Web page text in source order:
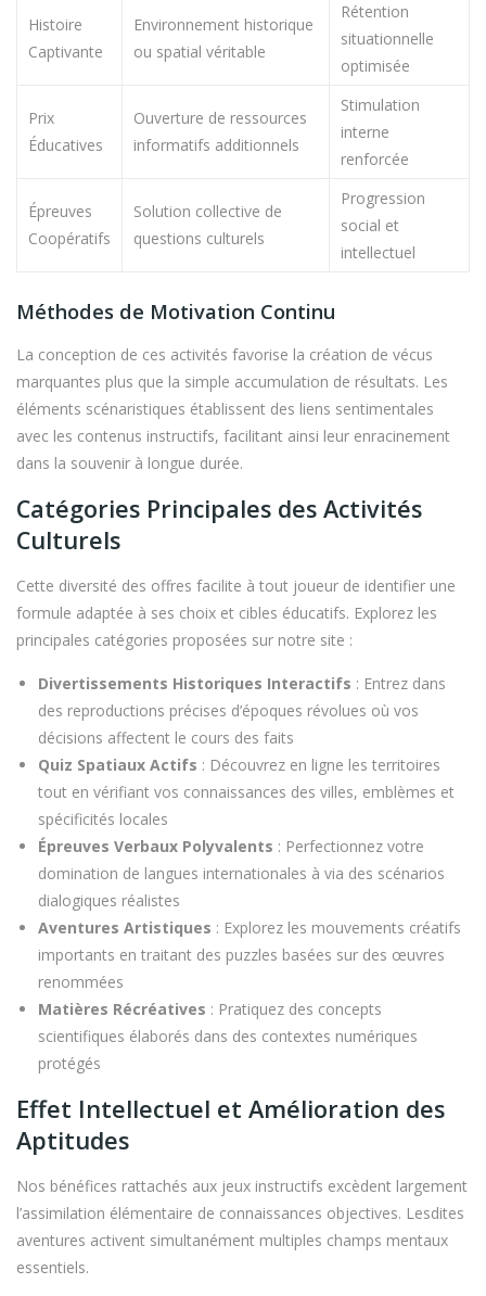
Histoire
Captivante
Environnement historique
ou spatial véritable
Rétention
situationnelle
optimisée
Prix
Éducatives
Ouverture de ressources
informatifs additionnels
Stimulation
interne
renforcée
Épreuves
Coopératifs
Solution collective de
questions culturels
Progression
social et
intellectuel
Méthodes de Motivation Continu
La conception de ces activités favorise la création de vécus
marquantes plus que la simple accumulation de résultats. Les
éléments scénaristiques établissent des liens sentimentales
avec les contenus instructifs, facilitant ainsi leur enracinement
dans la souvenir à longue durée.
Catégories Principales des Activités
Culturels
Cette diversité des offres facilite à tout joueur de identifier une
formule adaptée à ses choix et cibles éducatifs. Explorez les
principales catégories proposées sur notre site :
Divertissements Historiques Interactifs : Entrez dans
des reproductions précises d’époques révolues où vos
décisions affectent le cours des faits
Quiz Spatiaux Actifs : Découvrez en ligne les territoires
tout en vérifiant vos connaissances des villes, emblèmes et
spécificités locales
Épreuves Verbaux Polyvalents : Perfectionnez votre
domination de langues internationales à via des scénarios
dialogiques réalistes
Aventures Artistiques : Explorez les mouvements créatifs
importants en traitant des puzzles basées sur des œuvres
renommées
Matières Récréatives : Pratiquez des concepts
scientifiques élaborés dans des contextes numériques
protégés
Effet Intellectuel et Amélioration des
Aptitudes
Nos bénéfices rattachés aux jeux instructifs excèdent largement
l’assimilation élémentaire de connaissances objectives. Lesdites
aventures activent simultanément multiples champs mentaux
essentiels.